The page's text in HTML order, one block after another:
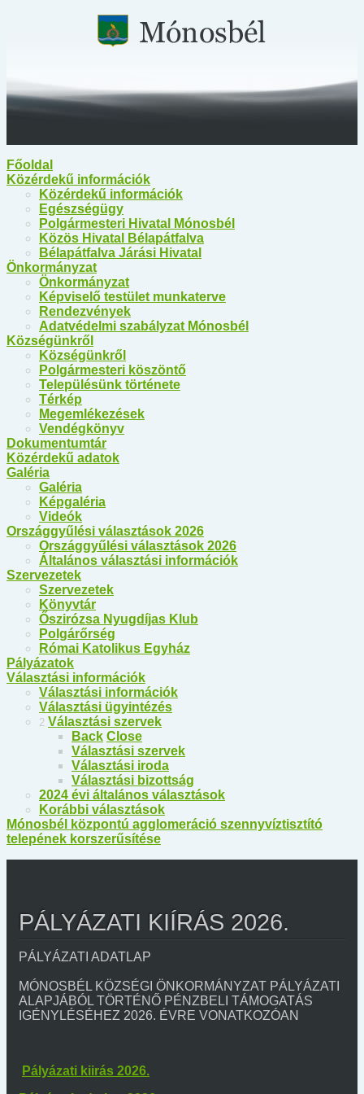
Főoldal
Közérdekű információk
Közérdekű információk
Egészségügy
Polgármesteri Hivatal Mónosbél
Közös Hivatal Bélapátfalva
Bélapátfalva Járási Hivatal
Önkormányzat
Önkormányzat
Képviselő testület munkaterve
Rendezvények
Adatvédelmi szabályzat Mónosbél
Községünkről
Községünkről
Polgármesteri köszöntő
Településünk története
Térkép
Megemlékezések
Vendégkönyv
Dokumentumtár
Közérdekű adatok
Galéria
Galéria
Képgaléria
Videók
Országgyűlési választások 2026
Országgyűlési választások 2026
Általános választási információk
Szervezetek
Szervezetek
Könyvtár
Őszirózsa Nyugdíjas Klub
Polgárőrség
Római Katolikus Egyház
Pályázatok
Választási információk
Választási információk
Választási ügyintézés
2 Választási szervek
Back Close
Választási szervek
Választási iroda
Választási bizottság
2024 évi általános választások
Korábbi választások
Mónosbél központú agglomeráció szennyvíztisztító
telepének korszerűsítése
PÁLYÁZATI KIÍRÁS 2026.
PÁLYÁZATI ADATLAP
MÓNOSBÉL KÖZSÉGI ÖNKORMÁNYZAT PÁLYÁZATI
ALAPJÁBÓL TÖRTÉNŐ PÉNZBELI TÁMOGATÁS
IGÉNYLÉSÉHEZ 2026. ÉVRE VONATKOZÓAN
Pályázati kiirás 2026.